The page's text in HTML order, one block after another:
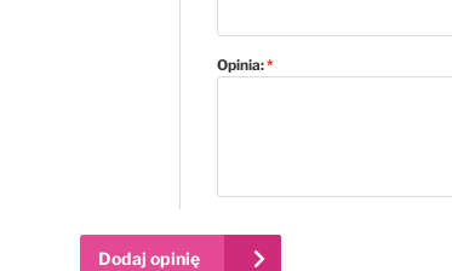
Opinia:
Dodaj opinię